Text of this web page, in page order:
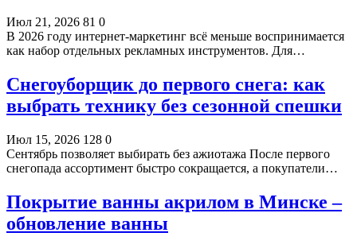
Июл 21, 2026 81 0
В 2026 году интернет-маркетинг всё меньше воспринимается
как набор отдельных рекламных инструментов. Для…
Снегоуборщик до первого снега: как
выбрать технику без сезонной спешки
Июл 15, 2026 128 0
Сентябрь позволяет выбирать без ажиотажа После первого
снегопада ассортимент быстро сокращается, а покупатели…
Покрытие ванны акрилом в Минске –
обновление ванны